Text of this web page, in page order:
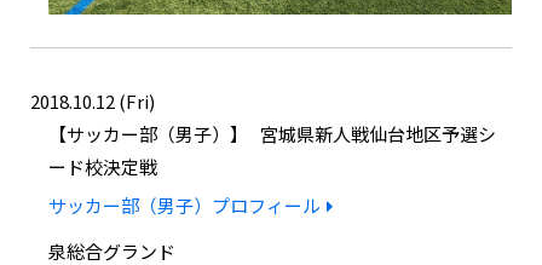
2018.10.12 (Fri)
サッカー部（男子）
宮城県新人戦仙台地区予選シ
ード校決定戦
サッカー部（男子）プロフィール
泉総合グランド